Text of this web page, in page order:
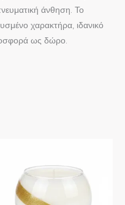
άνθηση. Το
χαρακτήρα, ιδανικό
ως δώρο.